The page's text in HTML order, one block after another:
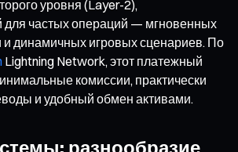
уровня (Layer-2),
для частых операций — мгновенных
и динамичных игровых сценариев. По
Lightning Network, этот платежный
комиссии, практически
и удобный обмен активами.
разнообразие